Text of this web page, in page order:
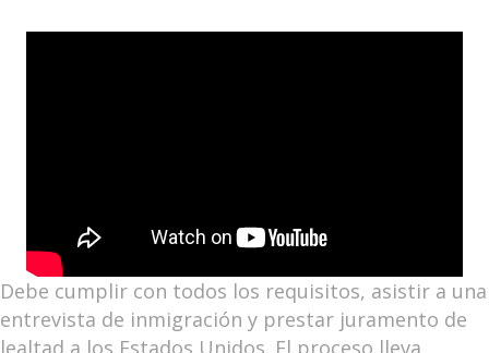
Debe cumplir con todos los requisitos, asistir a una
entrevista de inmigración y prestar juramento de
lealtad a los Estados Unidos. El proceso lleva